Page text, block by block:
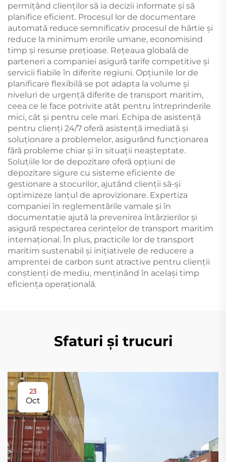
permițând clienților să ia decizii informate și să
planifice eficient. Procesul lor de documentare
automată reduce semnificativ procesul de hârtie şi
reduce la minimum erorile umane, economisind
timp şi resurse preţioase. Rețeaua globală de
parteneri a companiei asigură tarife competitive și
servicii fiabile în diferite regiuni. Opțiunile lor de
planificare flexibilă se pot adapta la volume și
niveluri de urgență diferite de transport maritim,
ceea ce le face potrivite atât pentru întreprinderile
mici, cât și pentru cele mari. Echipa de asistență
pentru clienți 24/7 oferă asistență imediată și
soluționare a problemelor, asigurând funcționarea
fără probleme chiar și în situații neașteptate.
Soluțiile lor de depozitare oferă opțiuni de
depozitare sigure cu sisteme eficiente de
gestionare a stocurilor, ajutând clienții să-și
optimizeze lanțul de aprovizionare. Expertiza
companiei în reglementările vamale și în
documentație ajută la prevenirea întârzierilor și
asigură respectarea cerințelor de transport maritim
internațional. În plus, practicile lor de transport
maritim sustenabil și inițiativele de reducere a
amprentei de carbon sunt atractive pentru clienții
conștienți de mediu, menținând în același timp
eficiența operațională.
Sfaturi și trucuri
23
Oct